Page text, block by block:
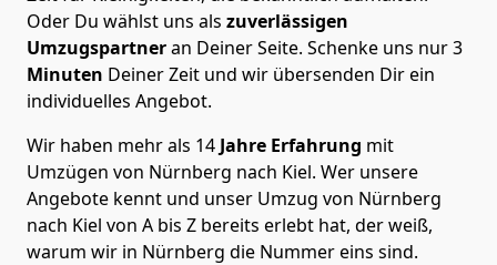
Oder Du wählst uns als zuverlässigen
Umzugspartneran Deiner Seite. Schenke uns nur3
Minuten Deiner Zeit und wir übersenden Dir ein
individuelles Angebot.
Wir haben mehr als 14 Jahre Erfahrung mit
Umzügen von Nürnberg nach Kiel. Wer unsere
Angebote kennt und unser Umzug von Nürnberg
nach Kiel von A bis Z bereits erlebt hat, der weiß,
warum wir in Nürnberg die Nummer eins sind.